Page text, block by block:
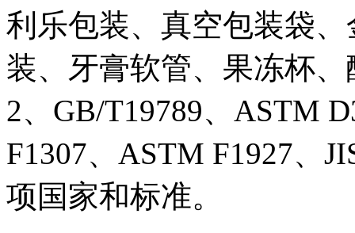
利乐包装、真空包装袋
装、牙膏软管、果冻杯
2、GB/T19789、ASTM
F1307、ASTM F1927、
项国家和标准。